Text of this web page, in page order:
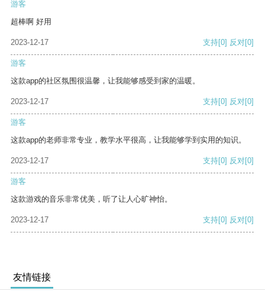
游客
超棒啊 好用
2023-12-17 支持[0] 反对[0]
游客
这款app的社区氛围很温馨，让我能够感受到家的温暖。
2023-12-17 支持[0] 反对[0]
游客
这款app的老师非常专业，教学水平很高，让我能够学到实用的知识。
2023-12-17 支持[0] 反对[0]
游客
这款游戏的音乐非常优美，听了让人心旷神怡。
2023-12-17 支持[0] 反对[0]
友情链接